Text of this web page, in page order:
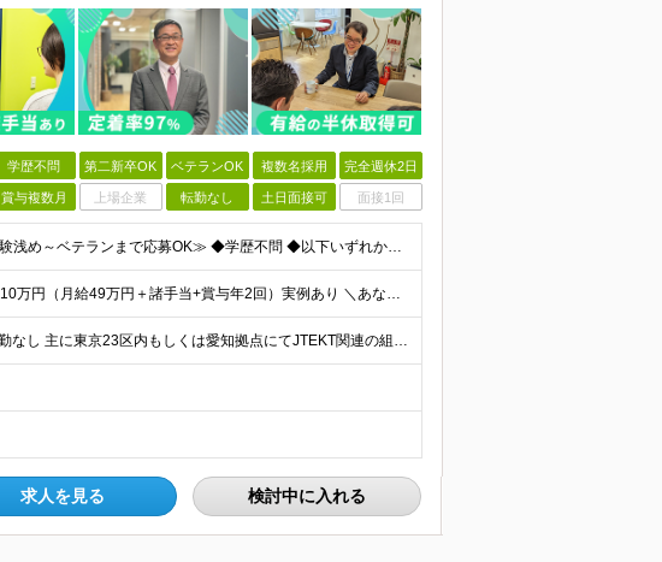
学歴不問 第二新卒OK ベテランOK 複数名採用 完全週休2日
賞与複数月 上場企業 転勤なし 土日面接可 面接1回
≪20代～40代まで幅広く活躍中｜経験浅め～ベテランまで応募OK≫ ◆学歴不問 ◆以下いずれかの経験がある方 ├何らかの組込系の開発経験 └MATLABを用いたモデルベース開発
★賞与5カ月支給の実績あり ★年収810万円（月給49万円＋諸手当+賞与年2回）実例あり ＼あなたの経験を給与に還元いたします／ ▼基本的な組み込みの知識がある方 月給25.4万円～＋各種手当＋賞与
★ハイブリット勤務の社員多数 ★転勤なし 主に東京23区内もしくは愛知拠点にてJTEKT関連の組込プロジェクトをお任せします。 ☆その他、愛知・三重・神奈川・群馬・静岡・奈良・大阪でのプロジェクト
求人を見る 検討中に入れる